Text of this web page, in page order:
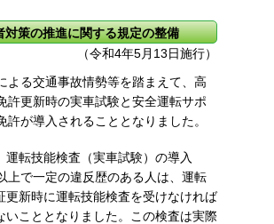
対策の推進に関する規定の整備
（令和4年5月13日施行）
よる交通事故情勢等を踏まえて、高
許更新時の実車試験と安全運転サポ
許が導入されることとなりました。
運転技能検査（実車試験）の導入
上で一定の違反歴のある人は、運転
更新時に運転技能検査を受けなければ
いこととなりました。この検査は実際